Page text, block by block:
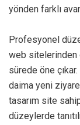
yönden farklı
Profesyonel
web sitelerinden
sürede öne
daima yeni
tasarım site
düzeylerde